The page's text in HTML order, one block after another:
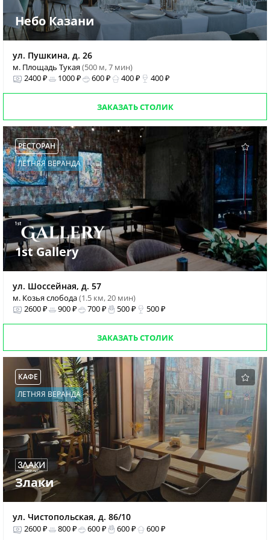
Небо Казани
ул. Пушкина, д. 26
м. Площадь Тукая(500 м, 7 мин)
2400 ₽
1000 ₽ 600 ₽ 400 ₽ 400 ₽
ЗАКАЗАТЬ СТОЛИК
РЕСТОРАН
ЛЕТНЯЯ ВЕРАНДА
1st Gallery
ул. Шоссейная, д. 57
м. Козья слобода(1.5 км, 20 мин)
2600 ₽
900 ₽ 700 ₽ 500 ₽ 500 ₽
ЗАКАЗАТЬ СТОЛИК
КАФЕ
ЛЕТНЯЯ ВЕРАНДА
Злаки
ул. Чистопольская, д. 86/10
2600 ₽ 800 ₽ 600 ₽ 600 ₽ 600 ₽